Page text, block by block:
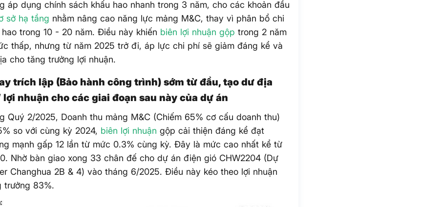
áp dụng chính sách khấu hao nhanh trong 3 năm, cho các khoản đầu
sở hạ tầng nhằm nâng cao năng lực mảng M&C, thay vì phân bổ chi
hao trong 10 - 20 năm. Điều này khiến biên lợi nhuận gộp trong 2 năm
thấp, nhưng từ năm 2025 trở đi, áp lực chi phí sẽ giảm đáng kể và
cho tăng trưởng lợi nhuận.
trích lập (Bảo hành công trình) sớm từ đầu, tạo dư địa
lợi nhuận cho các giai đoạn sau này của dự án
Quý 2/2025, Doanh thu mảng M&C (Chiếm 65% cơ cấu doanh thu)
so với cùng kỳ 2024, biên lợi nhuận gộp cải thiện đáng kể đạt
mạnh gấp 12 lần từ mức 0.3% cùng kỳ. Đây là mức cao nhất kể từ
Nhờ bàn giao xong 33 chân đế cho dự án điện gió CHW2204 (Dự
Changhua 2B & 4) vào tháng 6/2025. Điều này kéo theo lợi nhuận
trưởng 83%.